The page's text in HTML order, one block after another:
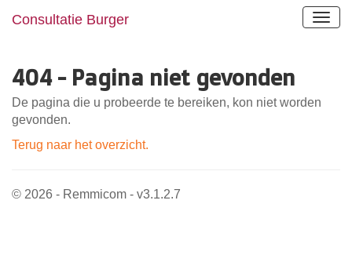
Consultatie Burger
404 - Pagina niet gevonden
De pagina die u probeerde te bereiken, kon niet worden
gevonden.
Terug naar het overzicht.
© 2026 - Remmicom - v3.1.2.7